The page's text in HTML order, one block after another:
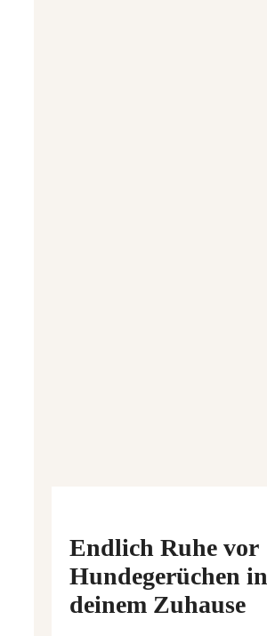
Endlich Ruhe vor
Hundegerüchen in
deinem Zuhause